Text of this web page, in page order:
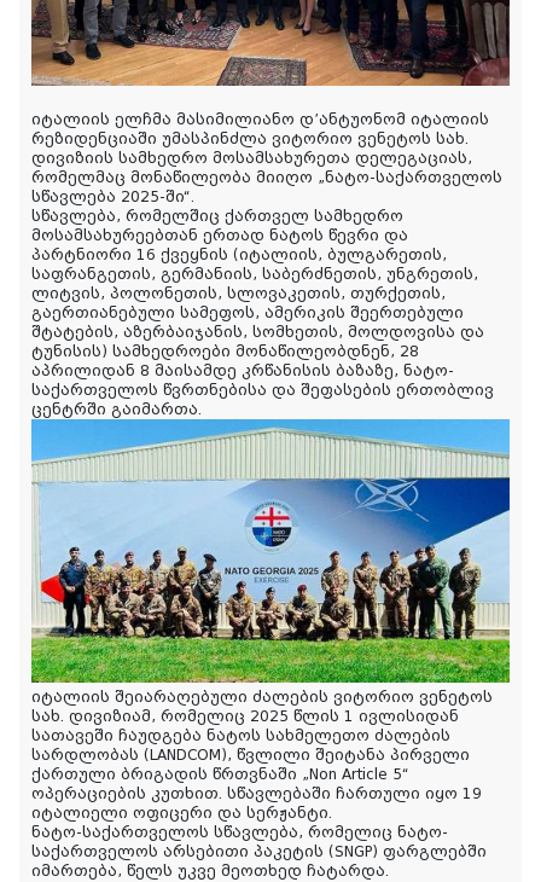
იტალიის ელჩმა მასიმილიანო დ’ანტუონომ იტალიის
რეზიდენციაში უმასპინძლა ვიტორიო ვენეტოს სახ.
დივიზიის სამხედრო მოსამსახურეთა დელეგაციას,
რომელმაც მონაწილეობა მიიღო „ნატო-საქართველოს
სწავლება 2025-ში“.
სწავლება, რომელშიც ქართველ სამხედრო
მოსამსახურეებთან ერთად ნატოს წევრი და
პარტნიორი 16 ქვეყნის (იტალიის, ბულგარეთის,
საფრანგეთის, გერმანიის, საბერძნეთის, უნგრეთის,
ლიტვის, პოლონეთის, სლოვაკეთის, თურქეთის,
გაერთიანებული სამეფოს, ამერიკის შეერთებული
შტატების, აზერბაიჯანის, სომხეთის, მოლდოვისა და
ტუნისის) სამხედროები მონაწილეობდნენ, 28
აპრილიდან 8 მაისამდე კრწანისის ბაზაზე, ნატო-
საქართველოს წვრთნებისა და შეფასების ერთობლივ
ცენტრში გაიმართა.
იტალიის შეიარაღებული ძალების ვიტორიო ვენეტოს
სახ. დივიზიამ, რომელიც 2025 წლის 1 ივლისიდან
სათავეში ჩაუდგება ნატოს სახმელეთო ძალების
სარდლობას (LANDCOM), წვლილი შეიტანა პირველი
ქართული ბრიგადის წრთვნაში „Non Article 5“
ოპერაციების კუთხით. სწავლებაში ჩართული იყო 19
იტალიელი ოფიცერი და სერჟანტი.
ნატო-საქართველოს სწავლება, რომელიც ნატო-
საქართველოს არსებითი პაკეტის (SNGP) ფარგლებში
იმართება, წელს უკვე მეოთხედ ჩატარდა.